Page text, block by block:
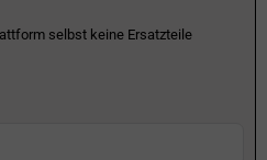
selbst keine Ersatzteile